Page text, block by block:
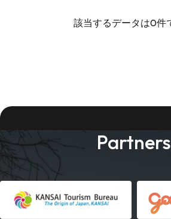
該当するデータは0件
Partners